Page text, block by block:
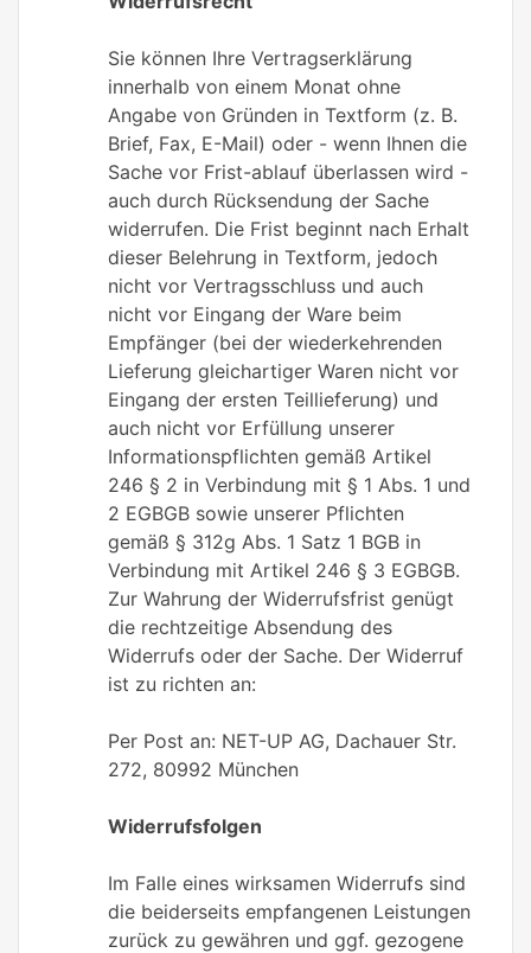
Sie können Ihre Vertragserklärung
innerhalb von einem Monat ohne
Angabe von Gründen in Textform (z. B.
Brief, Fax, E-Mail) oder - wenn Ihnen die
Sache vor Frist-ablauf überlassen wird -
auch durch Rücksendung der Sache
widerrufen. Die Frist beginnt nach Erhalt
dieser Belehrung in Textform, jedoch
nicht vor Vertragsschluss und auch
nicht vor Eingang der Ware beim
Empfänger (bei der wiederkehrenden
Lieferung gleichartiger Waren nicht vor
Eingang der ersten Teillieferung) und
auch nicht vor Erfüllung unserer
Informationspflichten gemäß Artikel
246 § 2 in Verbindung mit § 1 Abs. 1 und
2 EGBGB sowie unserer Pflichten
gemäß § 312g Abs. 1 Satz 1 BGB in
Verbindung mit Artikel 246 § 3 EGBGB.
Zur Wahrung der Widerrufsfrist genügt
die rechtzeitige Absendung des
Widerrufs oder der Sache. Der Widerruf
ist zu richten an:
Per Post an: NET-UP AG, Dachauer Str.
272, 80992 München
Widerrufsfolgen
Im Falle eines wirksamen Widerrufs sind
die beiderseits empfangenen Leistungen
zurück zu gewähren und ggf. gezogene